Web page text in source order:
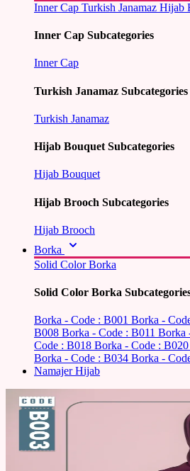
Inner Cap Turkish Janamaz Hijab
Inner Cap Subcategories
Inner Cap
Turkish Janamaz Subcategories
Turkish Janamaz
Hijab Bouquet Subcategories
Hijab Bouquet
Hijab Brooch Subcategories
Hijab Brooch
Borka
Solid Color Borka
Solid Color Borka
Borka - Code : B001 Borka -
B008 Borka - Code : B011 Borka
Code : B018 Borka - Code : B020
Borka - Code : B034 Borka -
Namajer Hijab